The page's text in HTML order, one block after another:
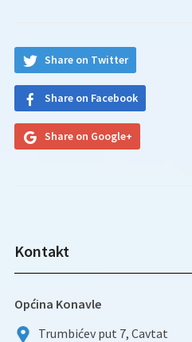
Share on Twitter
Share on Facebook
Share on Google+
Kontakt
Općina Konavle
Trumbićev put 7, Cavtat